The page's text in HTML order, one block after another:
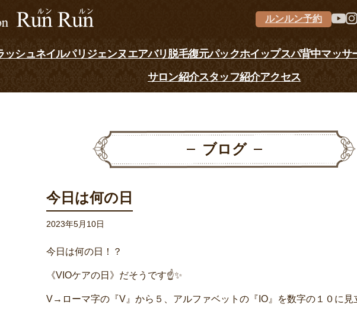
ルンルン予約
ッシュネイルパリジェンヌエアバリ 脱毛復元パックホイップスパ背中マッサ
サロン紹介スタッフ紹介アクセス
ブログ
今日は何の日
2023年5月10日
今日は何の日！？
《VIOケアの日》だそうです☝✨
V→ローマ字の『V』から５、アルファベットの『IO』を数字の１０に見